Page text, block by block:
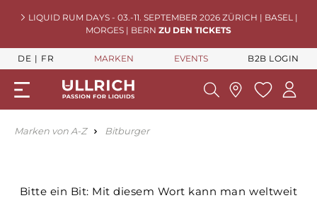
LIQUID RUM DAYS - 03.-11. SEPTEMBER 2026 ZÜRICH | BASEL |
MORGES | BERN ZU DEN TICKETS
DE FR MARKEN EVENTS B2B LOGIN
Marken von A-Z Bitburger
Bitte ein Bit: Mit diesem Wort kann man weltweit